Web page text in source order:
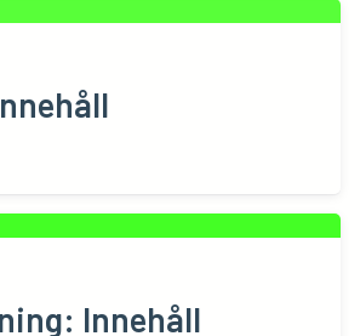
Innehåll